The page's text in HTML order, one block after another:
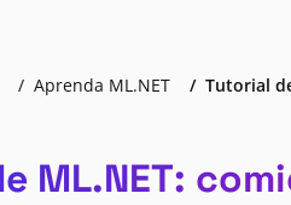
Aprenda ML.NET Tutorial
ML.NET: